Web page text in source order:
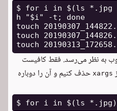
$ for i in $(ls *.jpg |
h "$i" -t; done
touch
touch
به نظر می‌رسد. فقط کافیست
xargs حذف کنیم و آن را دوباره